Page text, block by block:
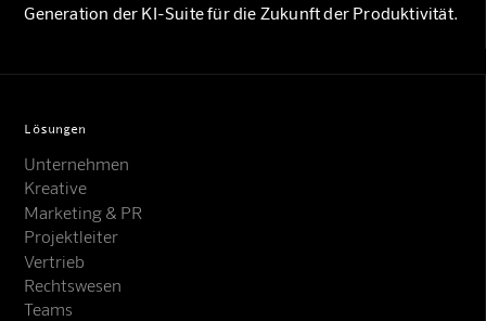
Generation der KI-Suite für die Zukunft der Produktivität.
Lösungen
Unternehmen
Kreative
Marketing & PR
Projektleiter
Vertrieb
Rechtswesen
Teams